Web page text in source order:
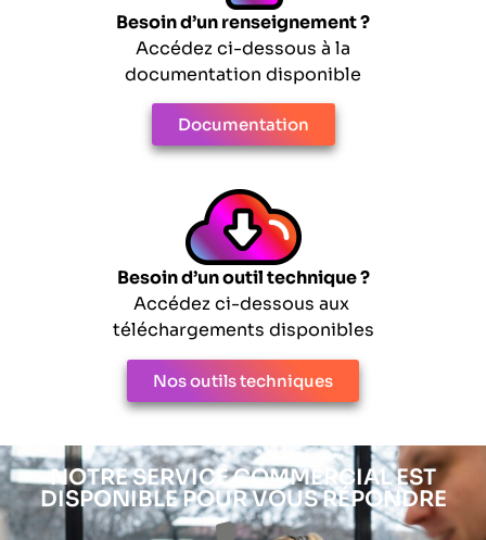
Besoin d’un renseignement ?
Accédez ci-dessous à la
documentation disponible
Documentation
Besoin d’un outil technique ?
Accédez ci-dessous aux
téléchargements disponibles
Nos outils techniques
NOTRE SERVICE COMMERCIAL EST
DISPONIBLE POUR VOUS RÉPONDRE